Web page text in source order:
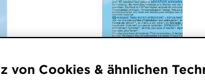
von Cookies & ähnlichen